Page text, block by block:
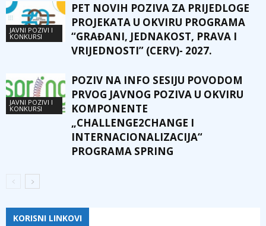
JAVNI POZIVI I
KONKURSI
PET NOVIH POZIVA ZA PRIJEDLOGE
PROJEKATA U OKVIRU PROGRAMA
“GRAĐANI, JEDNAKOST, PRAVA I
VRIJEDNOSTI” (CERV)- 2027.
JAVNI POZIVI I
KONKURSI
POZIV NA INFO SESIJU POVODOM
PRVOG JAVNOG POZIVA U OKVIRU
KOMPONENTE
„CHALLENGE2CHANGE I
INTERNACIONALIZACIJA“
PROGRAMA SPRING
KORISNI LINKOVI